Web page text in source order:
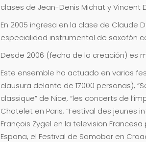
clases de Jean-Denis Michat y Vincent
En 2005 ingresa en la clase de Claude
especialidad instrumental de saxofón
Desde 2006 (fecha de la creación) es
Este ensemble ha actuado en varios
clausura delante de 17000 personas),
classique” de Nice, “les concerts de
Chatelet en Paris, “Festival des jeunes
François Zygel en la television
Espana, el Festival de Samobor en